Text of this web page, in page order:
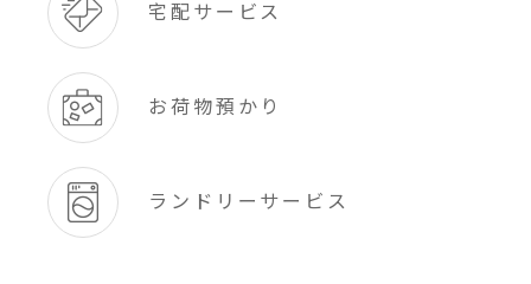
宅配サービス
お荷物預かり
ランドリーサービス